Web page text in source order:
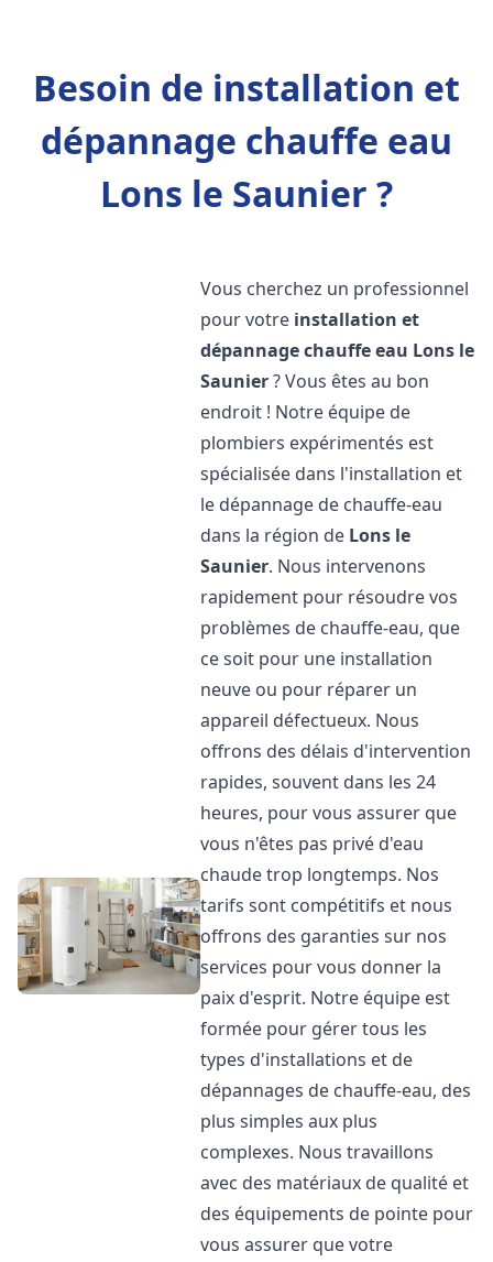
Besoin de installation et
dépannage chauffe eau
Lons le Saunier ?
Vous cherchez un professionnel
pour votre installation et
dépannage chauffe eau Lons le
Saunier? Vous êtes au bon
endroit ! Notre équipe de
plombiers expérimentés est
spécialisée dans l'installation et
le dépannage de chauffe-eau
dans la région de Lons le
Saunier. Nous intervenons
rapidement pour résoudre vos
problèmes de chauffe-eau, que
ce soit pour une installation
neuve ou pour réparer un
appareil défectueux. Nous
offrons des délais d'intervention
rapides, souvent dans les 24
heures, pour vous assurer que
vous n'êtes pas privé d'eau
chaude trop longtemps. Nos
tarifs sont compétitifs et nous
offrons des garanties sur nos
services pour vous donner la
paix d'esprit. Notre équipe est
formée pour gérer tous les
types d'installations et de
dépannages de chauffe-eau, des
plus simples aux plus
complexes. Nous travaillons
avec des matériaux de qualité et
des équipements de pointe pour
vous assurer que votre